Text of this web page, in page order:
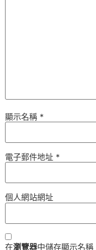
顯示名稱 *
電子郵件地址 *
個人網站網址
在瀏覽器中儲存顯示名稱